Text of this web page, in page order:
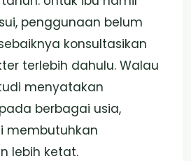
penggunaan belum
konsultasikan
terlebih dahulu. Walau
menyatakan
berbagai usia,
membutuhkan
lebih ketat.